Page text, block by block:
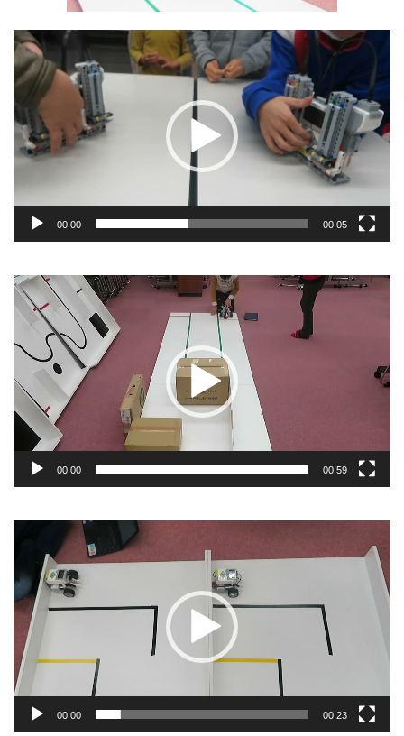
動
画
プ
レ
ー
ヤ
ー
00:00 00:05
動
画
レ
ー
ヤ
00:00 00:59
プ
レ
ー
ヤ
ー
00:00 00:23